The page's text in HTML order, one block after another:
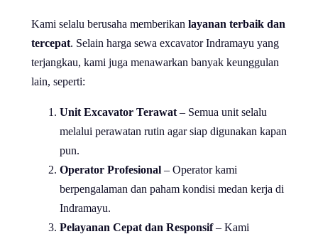
Kami selalu berusaha memberikan layanan terbaik dan
tercepat. Selain harga sewa excavator Indramayu yang
terjangkau, kami juga menawarkan banyak keunggulan
lain, seperti:
Unit Excavator Terawat – Semua unit selalu
melalui perawatan rutin agar siap digunakan kapan
pun.
Operator Profesional – Operator kami
berpengalaman dan paham kondisi medan kerja di
Indramayu.
Pelayanan Cepat dan Responsif– Kami